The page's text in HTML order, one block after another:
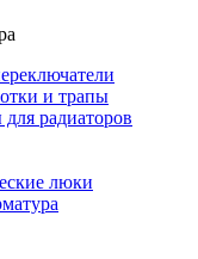
и трапы
радиаторов
люки